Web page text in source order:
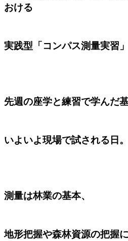
おける
実践型「コンパス測量実習
先週の座学と練習で学んだ基
いよいよ現場で試される日。
測量は林業の基本、
地形把握や森林資源の把握